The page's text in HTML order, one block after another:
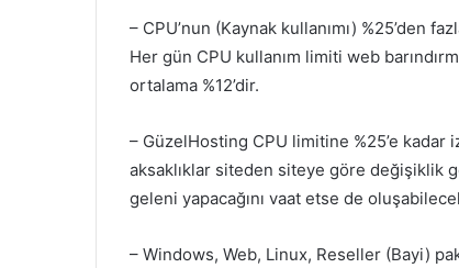
– CPU’nun (Kaynak kullanımı) %25’den
Her gün CPU kullanım limiti web
ortalama %12’dir.
– GüzelHosting CPU limitine %25’e kadar
aksaklıklar siteden siteye göre değişiklik
geleni yapacağını vaat etse de
– Windows, Web, Linux, Reseller (Bayi)